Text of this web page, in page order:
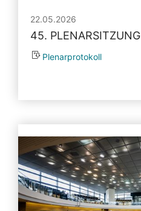
22.05.2026
45. PLENARSITZUNG
Plenarprotokoll